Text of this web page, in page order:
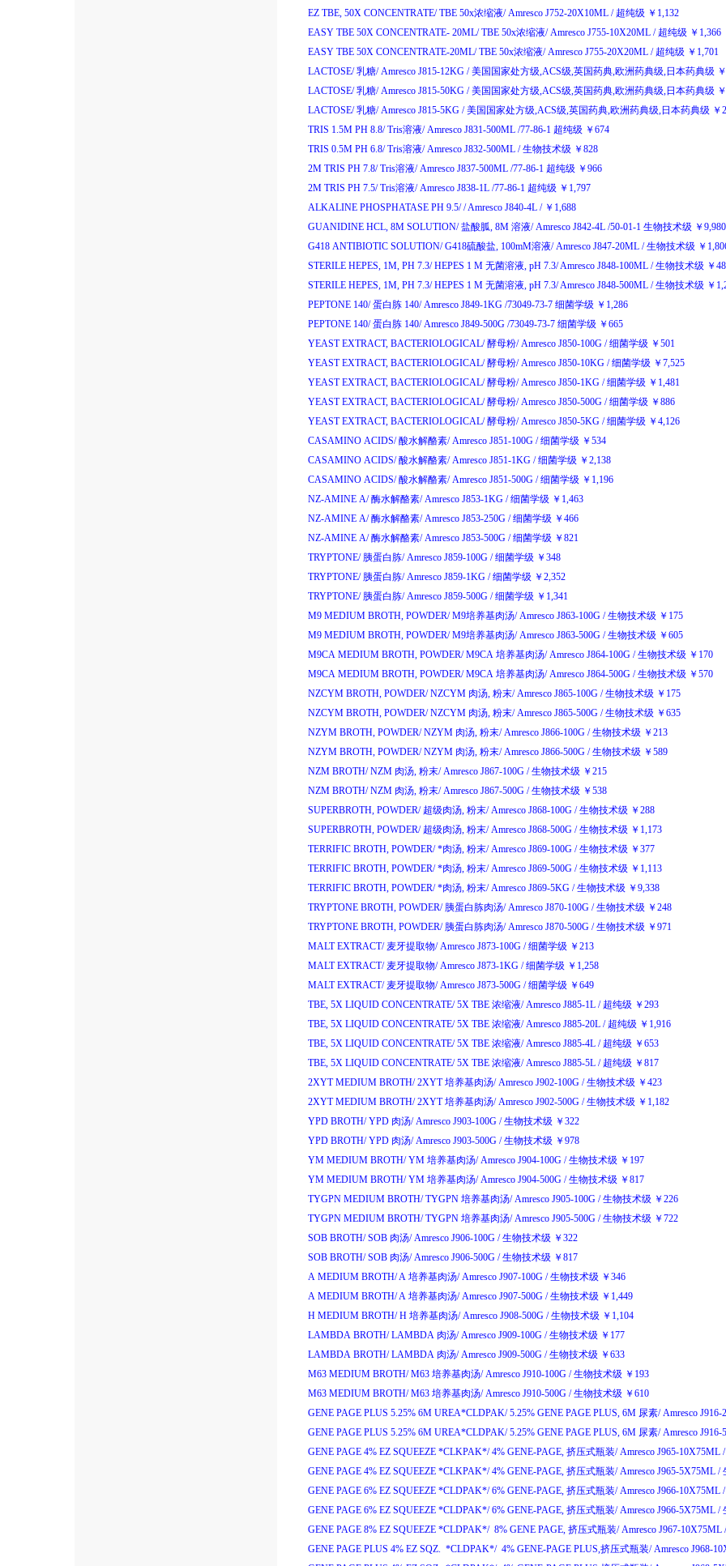
EZ TBE, 50X CONCENTRATE/ TBE 50x浓缩液/ Amresco J752-20X10ML / 超纯级 ￥ 1,132
EASY TBE 50X CONCENTRATE- 20ML/ TBE 50x浓缩液/ Amresco J755-10X20ML / 超纯级 ￥ 1,366
EASY TBE 50X CONCENTRATE-20ML/ TBE 50x浓缩液/ Amresco J755-20X20ML / 超纯级 ￥ 1,701
LACTOSE/ 乳糖/ Amresco J815-12KG / 美国国家处方级,ACS级,英国药典,欧洲药典级,日本药典级 ￥
LACTOSE/ 乳糖/ Amresco J815-50KG / 美国国家处方级,ACS级,英国药典,欧洲药典级,日本药典级 ￥
LACTOSE/ 乳糖/ Amresco J815-5KG / 美国国家处方级,ACS级,英国药典,欧洲药典级,日本药典级 ￥
TRIS 1.5M PH 8.8/ Tris溶液/ Amresco J831-500ML /77-86-1 超纯级 ￥ 674
TRIS 0.5M PH 6.8/ Tris溶液/ Amresco J832-500ML / 生物技术级 ￥ 828
2M TRIS PH 7.8/ Tris溶液/ Amresco J837-500ML /77-86-1 超纯级 ￥ 966
2M TRIS PH 7.5/ Tris溶液/ Amresco J838-1L /77-86-1 超纯级 ￥ 1,797
ALKALINE PHOSPHATASE PH 9.5/ /Amresco J840-4L / ￥ 1,688
GUANIDINE HCL, 8M SOLUTION/ 盐酸胍, 8M 溶液/ Amresco J842-4L /50-01-1 生物技术级 ￥ 9,980
G418 ANTIBIOTIC SOLUTION/ G418硫酸盐, 100mM溶液/ Amresco J847-20ML / 生物技术级 ￥
STERILE HEPES, 1M, PH 7.3/ HEPES 1 M 无菌溶液, pH 7.3/Amresco J848-100ML / 生物技术级 ￥
STERILE HEPES, 1M, PH 7.3/ HEPES 1 M 无菌溶液, pH 7.3/Amresco J848-500ML / 生物技术级 ￥
PEPTONE 140/ 蛋白胨 140/ Amresco J849-1KG /73049-73-7 细菌学级 ￥ 1,286
PEPTONE 140/ 蛋白胨 140/ Amresco J849-500G /73049-73-7 细菌学级 ￥ 665
YEAST EXTRACT, BACTERIOLOGICAL/ 酵母粉/ Amresco J850-100G / 细菌学级 ￥ 501
YEAST EXTRACT, BACTERIOLOGICAL/ 酵母粉/ Amresco J850-10KG / 细菌学级 ￥ 7,525
YEAST EXTRACT, BACTERIOLOGICAL/ 酵母粉/ Amresco J850-1KG / 细菌学级 ￥ 1,481
YEAST EXTRACT, BACTERIOLOGICAL/ 酵母粉/ Amresco J850-500G / 细菌学级 ￥ 886
YEAST EXTRACT, BACTERIOLOGICAL/ 酵母粉/ Amresco J850-5KG / 细菌学级 ￥ 4,126
CASAMINO ACIDS/ 酸水解酪素/ Amresco J851-100G / 细菌学级 ￥ 534
CASAMINO ACIDS/ 酸水解酪素/ Amresco J851-1KG / 细菌学级 ￥ 2,138
CASAMINO ACIDS/ 酸水解酪素/ Amresco J851-500G / 细菌学级 ￥ 1,196
NZ-AMINE A/ 酶水解酪素/ Amresco J853-1KG / 细菌学级 ￥ 1,463
NZ-AMINE A/ 酶水解酪素/ Amresco J853-250G / 细菌学级 ￥ 466
NZ-AMINE A/ 酶水解酪素/ Amresco J853-500G / 细菌学级 ￥ 821
TRYPTONE/ 胰蛋白胨/ Amresco J859-100G / 细菌学级 ￥ 348
TRYPTONE/ 胰蛋白胨/ Amresco J859-1KG / 细菌学级 ￥ 2,352
TRYPTONE/ 胰蛋白胨/ Amresco J859-500G / 细菌学级 ￥ 1,341
M9 MEDIUM BROTH, POWDER/ M9培养基肉汤/ Amresco J863-100G / 生物技术级 ￥ 175
M9 MEDIUM BROTH, POWDER/ M9培养基肉汤/ Amresco J863-500G / 生物技术级 ￥ 605
M9CA MEDIUM BROTH, POWDER/ M9CA 培养基肉汤/ Amresco J864-100G / 生物技术级 ￥ 170
M9CA MEDIUM BROTH, POWDER/ M9CA 培养基肉汤/ Amresco J864-500G / 生物技术级 ￥ 570
NZCYM BROTH, POWDER/ NZCYM 肉汤, 粉末/ Amresco J865-100G / 生物技术级 ￥ 175
NZCYM BROTH, POWDER/ NZCYM 肉汤, 粉末/ Amresco J865-500G / 生物技术级 ￥ 635
NZYM BROTH, POWDER/ NZYM 肉汤, 粉末/ Amresco J866-100G / 生物技术级 ￥ 213
NZYM BROTH, POWDER/ NZYM 肉汤, 粉末/ Amresco J866-500G / 生物技术级 ￥ 589
NZM BROTH/ NZM 肉汤, 粉末/ Amresco J867-100G / 生物技术级 ￥ 215
NZM BROTH/ NZM 肉汤, 粉末/ Amresco J867-500G / 生物技术级 ￥ 538
SUPERBROTH, POWDER/ 超级肉汤, 粉末/ Amresco J868-100G / 生物技术级 ￥ 288
SUPERBROTH, POWDER/ 超级肉汤, 粉末/ Amresco J868-500G / 生物技术级 ￥ 1,173
TERRIFIC BROTH, POWDER/ *肉汤, 粉末/ Amresco J869-100G / 生物技术级 ￥ 377
TERRIFIC BROTH, POWDER/ *肉汤, 粉末/ Amresco J869-500G / 生物技术级 ￥ 1,113
TERRIFIC BROTH, POWDER/ *肉汤, 粉末/ Amresco J869-5KG / 生物技术级 ￥ 9,338
TRYPTONE BROTH, POWDER/ 胰蛋白胨肉汤/ Amresco J870-100G / 生物技术级 ￥ 248
TRYPTONE BROTH, POWDER/ 胰蛋白胨肉汤/ Amresco J870-500G / 生物技术级 ￥ 971
MALT EXTRACT/ 麦牙提取物/ Amresco J873-100G / 细菌学级 ￥ 213
MALT EXTRACT/ 麦牙提取物/ Amresco J873-1KG / 细菌学级 ￥ 1,258
MALT EXTRACT/ 麦牙提取物/ Amresco J873-500G / 细菌学级 ￥ 649
TBE, 5X LIQUID CONCENTRATE/ 5X TBE 浓缩液/ Amresco J885-1L / 超纯级 ￥ 293
TBE, 5X LIQUID CONCENTRATE/ 5X TBE 浓缩液/ Amresco J885-20L / 超纯级 ￥ 1,916
TBE, 5X LIQUID CONCENTRATE/ 5X TBE 浓缩液/ Amresco J885-4L / 超纯级 ￥ 653
TBE, 5X LIQUID CONCENTRATE/ 5X TBE 浓缩液/ Amresco J885-5L / 超纯级 ￥ 817
2XYT MEDIUM BROTH/ 2XYT培养基肉汤/ Amresco J902-100G / 生物技术级 ￥ 423
2XYT MEDIUM BROTH/ 2XYT培养基肉汤/ Amresco J902-500G / 生物技术级 ￥ 1,182
YPD BROTH/ YPD 肉汤/ Amresco J903-100G / 生物技术级 ￥ 322
YPD BROTH/ YPD 肉汤/ Amresco J903-500G / 生物技术级 ￥ 978
YM MEDIUM BROTH/ YM 培养基肉汤/ Amresco J904-100G / 生物技术级 ￥ 197
YM MEDIUM BROTH/ YM 培养基肉汤/ Amresco J904-500G / 生物技术级 ￥ 817
TYGPN MEDIUM BROTH/ TYGPN 培养基肉汤/ Amresco J905-100G / 生物技术级 ￥ 226
TYGPN MEDIUM BROTH/ TYGPN 培养基肉汤/ Amresco J905-500G / 生物技术级 ￥ 722
SOB BROTH/ SOB 肉汤/ Amresco J906-100G / 生物技术级 ￥ 322
SOB BROTH/ SOB 肉汤/ Amresco J906-500G / 生物技术级 ￥ 817
A MEDIUM BROTH/A 培养基肉汤/ Amresco J907-100G / 生物技术级 ￥ 346
A MEDIUM BROTH/A 培养基肉汤/ Amresco J907-500G / 生物技术级 ￥ 1,449
H MEDIUM BROTH/ H 培养基肉汤/ Amresco J908-500G / 生物技术级 ￥ 1,104
LAMBDA BROTH/ LAMBDA 肉汤/ Amresco J909-100G / 生物技术级 ￥ 177
LAMBDA BROTH/ LAMBDA 肉汤/ Amresco J909-500G / 生物技术级 ￥ 633
M63 MEDIUM BROTH/ M63 培养基肉汤/ Amresco J910-100G / 生物技术级 ￥ 193
M63 MEDIUM BROTH/ M63 培养基肉汤/ Amresco J910-500G / 生物技术级 ￥ 610
GENE PAGE PLUS 5.25% 6M UREA*CLDPAK/ 5.25% GENE PAGE PLUS, 6M 尿素/ Amresco
GENE PAGE PLUS 5.25% 6M UREA*CLDPAK/ 5.25% GENE PAGE PLUS, 6M 尿素/ Amresco
GENE PAGE 4% EZ SQUEEZE *CLKPAK*/ 4% GENE-PAGE, 挤压式瓶装/ Amresco J965-10X75ML /
GENE PAGE 4% EZ SQUEEZE *CLKPAK*/ 4% GENE-PAGE, 挤压式瓶装/ Amresco J965-5X75ML /
GENE PAGE 6% EZ SQUEEZE *CLDPAK*/ 6% GENE-PAGE, 挤压式瓶装/ Amresco J966-10X75ML /
GENE PAGE 6% EZ SQUEEZE *CLDPAK*/ 6% GENE-PAGE, 挤压式瓶装/ Amresco J966-5X75ML /
GENE PAGE 8% EZ SQUEEZE *CLDPAK*/ 8% GENE PAGE, 挤压式瓶装/ Amresco J967-10X75ML /
GENE PAGE PLUS 4% EZ SQZ. *CLDPAK*/ 4% GENE-PAGE PLUS,挤压式瓶装/ Amresco J968-